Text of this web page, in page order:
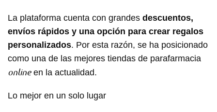
La plataforma cuenta con grandes descuentos,
envíos rápidos y una opción para crear regalos
personalizados. Por esta razón, se ha posicionado
como una de las mejores tiendas de parafarmacia
onlineen la actualidad.
Lo mejor en un solo lugar